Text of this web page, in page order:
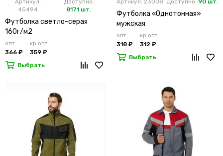
Артикул:
45494
Доступно:
8171 шт.
Футболка светло-серая
160г/м2
опт
366 ₽
кр.опт
359 ₽
Выбрать
Артикул: 23008 Доступно: 90 шт.
Футболка «Однотонная»
мужская
опт
318 ₽
кр.опт
312 ₽
Выбрать